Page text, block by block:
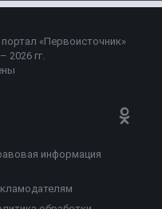
«Первоисточник»
2026 гг.
информация